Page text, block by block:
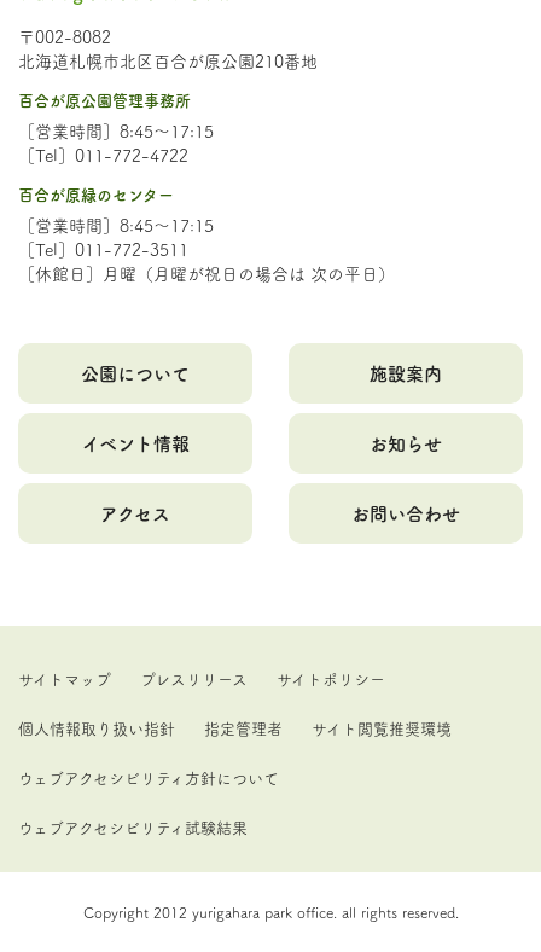
〒002-8082
北海道札幌市北区百合が原公園210番地
百合が原公園管理事務所
［営業時間］8:45～17:15
［Tel］011-772-4722
百合が原緑のセンター
［営業時間］8:45～17:15
［Tel］011-772-3511
［休館日］月曜（月曜が祝日の場合は 次の平日）
公園について 施設案内
イベント情報 お知らせ
アクセス お問い合わせ
サイトマップ プレスリリース サイトポリシー
個人情報取り扱い指針 指定管理者 サイト閲覧推奨環境
ウェブアクセシビリティ方針について
ウェブアクセシビリティ試験結果
Copyright 2012 yurigahara park office. all rights reserved.